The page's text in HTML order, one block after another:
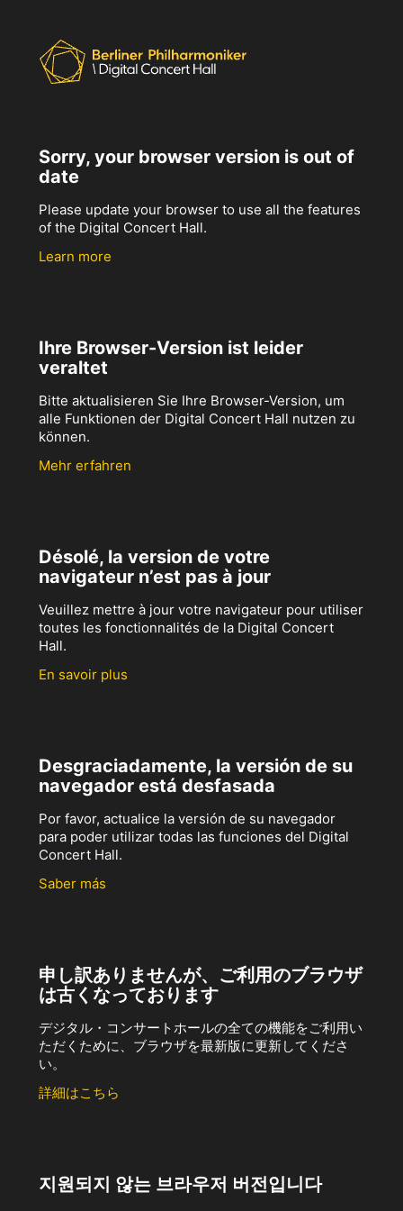
Sorry, your browser version is out of
date
Please update your browser to use all the features
of the Digital Concert Hall.
Learn more
Ihre Browser-Version ist leider
veraltet
Bitte aktualisieren Sie Ihre Browser-Version, um
alle Funktionen der Digital Concert Hall nutzen zu
können.
Mehr erfahren
Désolé, la version de votre
navigateur n’est pas à jour
Veuillez mettre à jour votre navigateur pour utiliser
toutes les fonctionnalités de la Digital Concert
Hall.
En savoir plus
Desgraciadamente, la versión de su
navegador está desfasada
Por favor, actualice la versión de su navegador
para poder utilizar todas las funciones del Digital
Concert Hall.
Saber más
申し訳ありませんが、ご利用のブラウザ
は古くなっております
デジタル・コンサートホールの全ての機能をご利用い
ただくために、ブラウザを最新版に更新してくださ
い。
詳細はこちら
지원되지 않는 브라우저 버전입니다